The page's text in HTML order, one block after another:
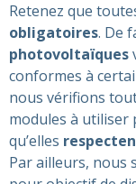
Retenez que
obligatoires. De
photovoltaïques
conformes à
nous vérifions
modules à utiliser
qu’elles
Par ailleurs, nous